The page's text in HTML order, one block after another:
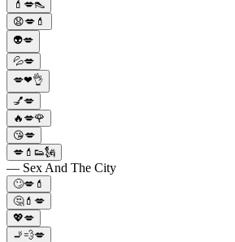
💄💋👠
😧💋💄
👽💋
💦💋
💋❤👌
💅💋
🔥💋🌹
😘💋
💋💄👟🗽
— Sex And The City
🙄💋💄
🤔💄💋
💖💋
🚬💨💋